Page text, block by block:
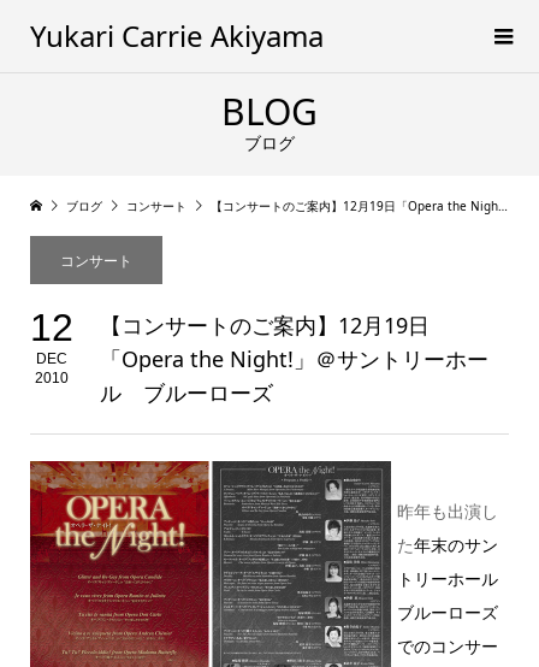
Yukari Carrie Akiyama
BLOG
ブログ
ブログ コンサート 【コンサートのご案内】12月19日「Opera the Night!」＠サントリーホール ブルーローズ
コンサート
12
DEC
2010
【コンサートのご案内】12月19日
「Opera the Night!」＠サントリーホー
ル ブルーローズ
昨年も出演し
た年末のサン
トリーホール
ブルーローズ
でのコンサー